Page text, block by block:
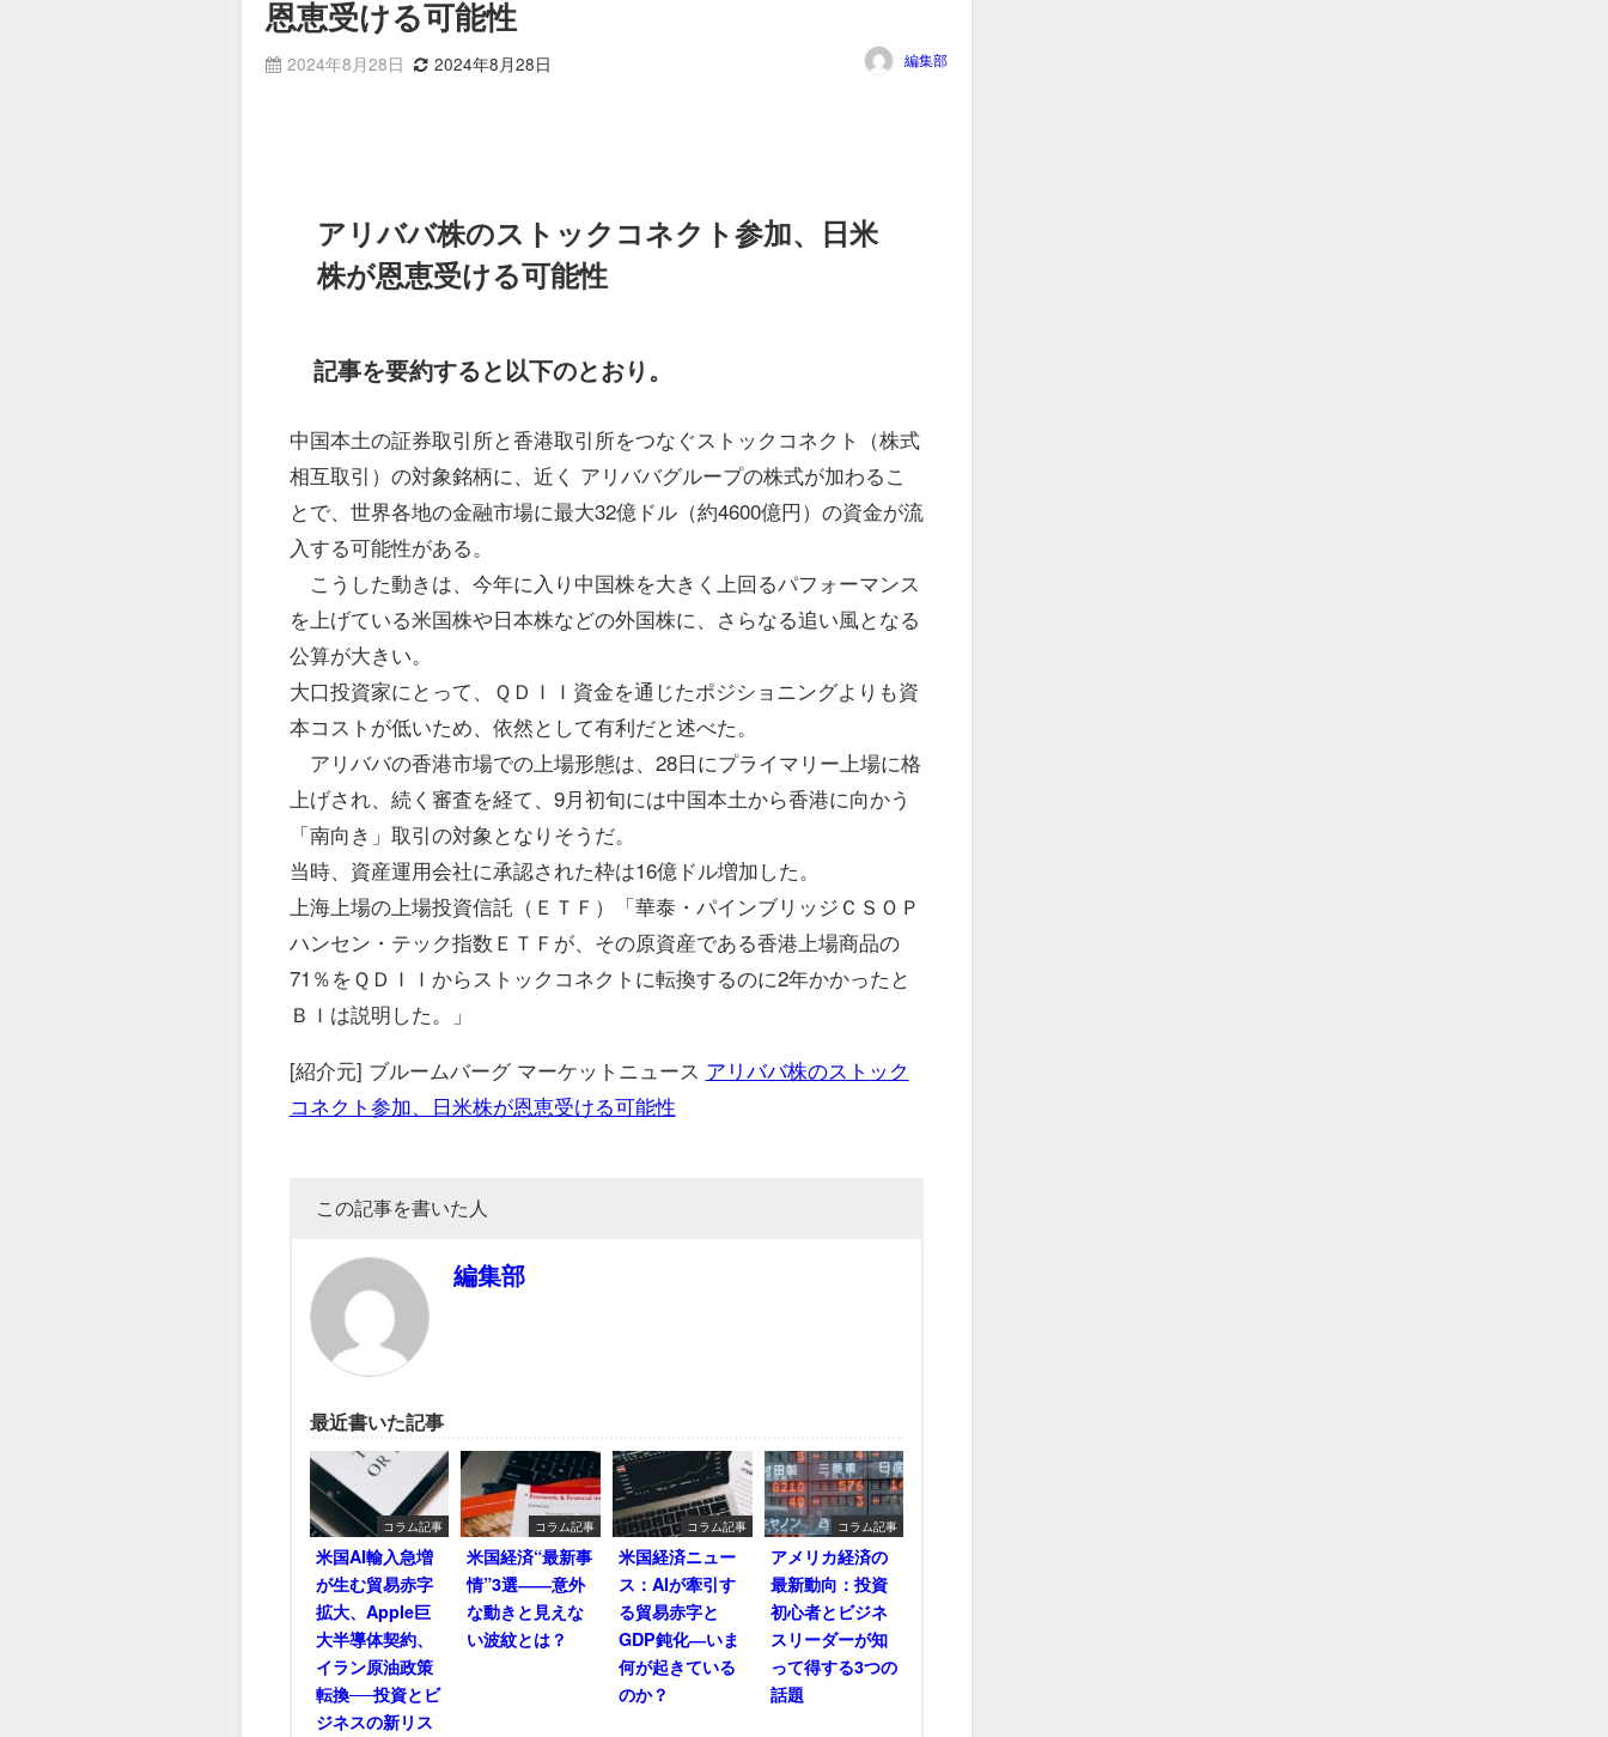
恩恵受ける可能性
2024年8月28日 2024年8月28日 編集部
アリババ株のストックコネクト参加、日米
株が恩恵受ける可能性
記事を要約すると以下のとおり。
中国本土の証券取引所と香港取引所をつなぐストックコネクト（株式
相互取引）の対象銘柄に、近く アリババグループの株式が加わるこ
とで、世界各地の金融市場に最大32億ドル（約4600億円）の資金が流
入する可能性がある。
こうした動きは、今年に入り中国株を大きく上回るパフォーマンス
を上げている米国株や日本株などの外国株に、さらなる追い風となる
公算が大きい。
大口投資家にとって、ＱＤＩＩ資金を通じたポジショニングよりも資
本コストが低いため、依然として有利だと述べた。
アリババの香港市場での上場形態は、28日にプライマリー上場に格
上げされ、続く審査を経て、9月初旬には中国本土から香港に向かう
「南向き」取引の対象となりそうだ。
当時、資産運用会社に承認された枠は16億ドル増加した。
上海上場の上場投資信託（ＥＴＦ）「華泰・パインブリッジＣＳＯＰ
ハンセン・テック指数ＥＴＦが、その原資産である香港上場商品の
71％をＱＤＩＩからストックコネクトに転換するのに2年かかったと
ＢＩは説明した。」
[紹介元] ブルームバーグ マーケットニュース アリババ株のストック
コネクト参加、日米株が恩恵受ける可能性
この記事を書いた人
編集部
最近書いた記事
コラム記事
米国AI輸入急増
が生む貿易赤字
拡大、Apple巨
大半導体契約、
イラン原油政策
転換──投資とビ
ジネスの新リス
コラム記事
米国経済“最新事
情”3選――意外
な動きと見えな
い波紋とは？
コラム記事
米国経済ニュー
ス：AIが牽引す
る貿易赤字と
GDP鈍化―いま
何が起きている
のか？
コラム記事
アメリカ経済の
最新動向：投資
初心者とビジネ
スリーダーが知
って得する3つの
話題